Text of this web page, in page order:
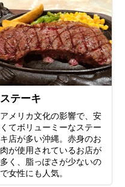
ステーキ
アメリカ文化の影響で、安
くてボリューミーなステー
キ店が多い沖縄。赤身のお
肉が使用されているお店が
多く、脂っぽさが少ないの
で女性にも人気。